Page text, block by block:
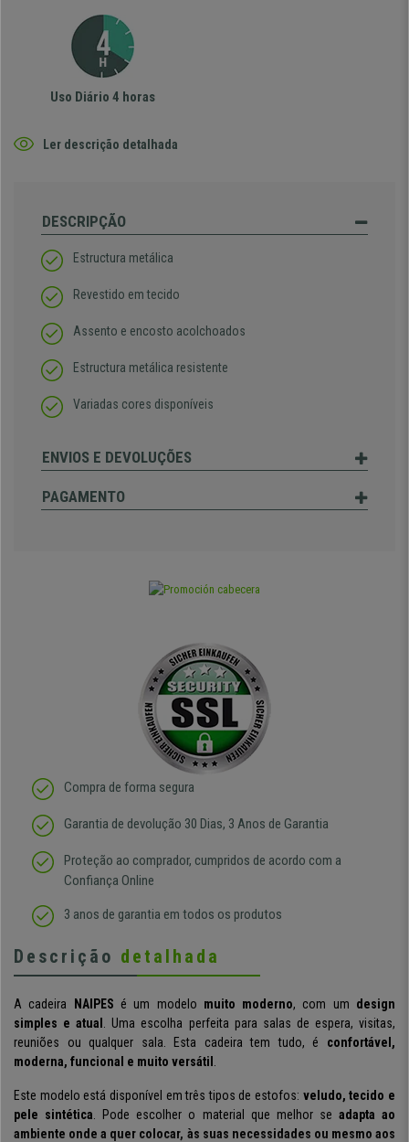
Uso Diário 4 horas
Ler descrição detalhada
DESCRIPÇÃO
Estructura metálica
Revestido em tecido
Assento e encosto acolchoados
Estructura metálica resistente
Variadas cores disponíveis
ENVIOS E DEVOLUÇÕES
PAGAMENTO
Compra de forma segura
Garantia de devolução 30 Dias, 3 Anos de Garantia
Proteção ao comprador, cumpridos de acordo com a
Confiança Online
3 anos de garantia em todos os produtos
Descrição detalhada
A cadeira NAIPES é um modelo muito moderno, com um design
simples e atual . Uma escolha perfeita para salas de espera, visitas,
reuniões ou qualquer sala. Esta cadeira tem tudo, é confortável,
moderna, funcional e muito versátil
Este modelo está disponível em três tipos de estofos: veludo, tecido e
pele sintética . Pode escolher o material que melhor se adapta ao
ambiente onde a quer colocar, às suas necessidades ou mesmo aos